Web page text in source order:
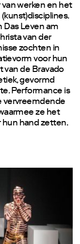
werken en het
Das Leven am
van der
zochten in
voor hun
van de Bravado
gevormd
Performance is
vervreemdende
ze het
hun hand zetten.